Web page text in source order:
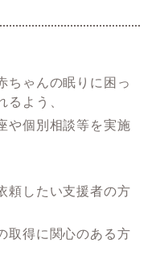
ちゃんの眠りに困っ
るよう、
や個別相談等を実施
頼したい支援者の方
取得に関心のある方